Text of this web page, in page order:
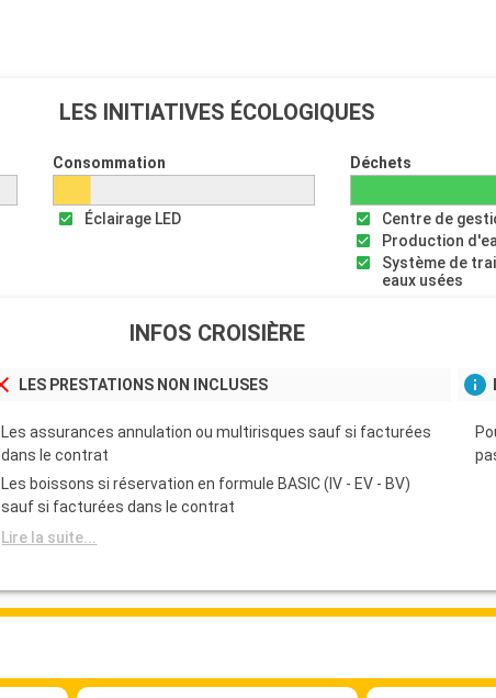
LES INITIATIVES ÉCOLOGIQUES
Consommation
Éclairage LED
Déchets
Centre de
Production
Système de
eaux usées
INFOS CROISIÈRE
LES PRESTATIONS NON INCLUSES
Les assurances annulation ou multirisques sauf si facturées
dans le contrat
Les boissons si réservation en formule BASIC (IV - EV - BV)
sauf si facturées dans le contrat
Lire la suite...